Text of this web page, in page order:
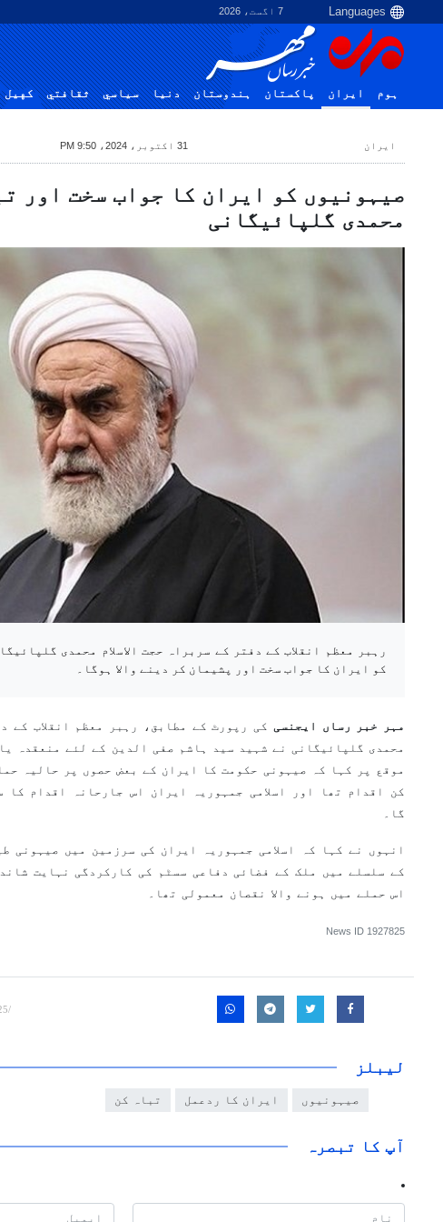
7 اگست، 2026
ہوم ایران پاکستان ہندوستان دنیا سياسي ثقافتي کهيل
ایران 31 اکتوبر، 2024، 9:50 PM
صیہونیوں کو ایران کا جواب سخت اور
محمدی گلپائیگانی
رہبر معظم انقلاب کے دفتر کے سربراہ حجت الاسلام محمدی
کو ایران کا جواب سخت اور پشیمان کر دینے والا ہوگا۔
مہر خبر رساں ایجنسی کی رپورٹ کے مطابق، رہبر معظم انقلاب کے
محمدی گلپائیگانی نے شہید سید ہاشم صفی الدین کے لئے منعقدہ
موقع پر کہا کہ صیہونی حکومت کا ایران کے بعض حصوں پر حالیہ
کن اقدام تھا اور اسلامی جمہوریہ ایران اس جارحانہ اقدام
گا۔
انہوں نے کہا کہ اسلامی جمہوریہ ایران کی سرزمین میں صیہونی
کے سلسلے میں ملک کے فضائی دفاعی سسٹم کی کارکردگی نہایت
اس حملے میں ہونے والا نقصان معمولی تھا۔
News ID 1927825
لیبلز
صیہونیوں ایران کا ردعمل تباہ کن
آپ کا تبصرہ